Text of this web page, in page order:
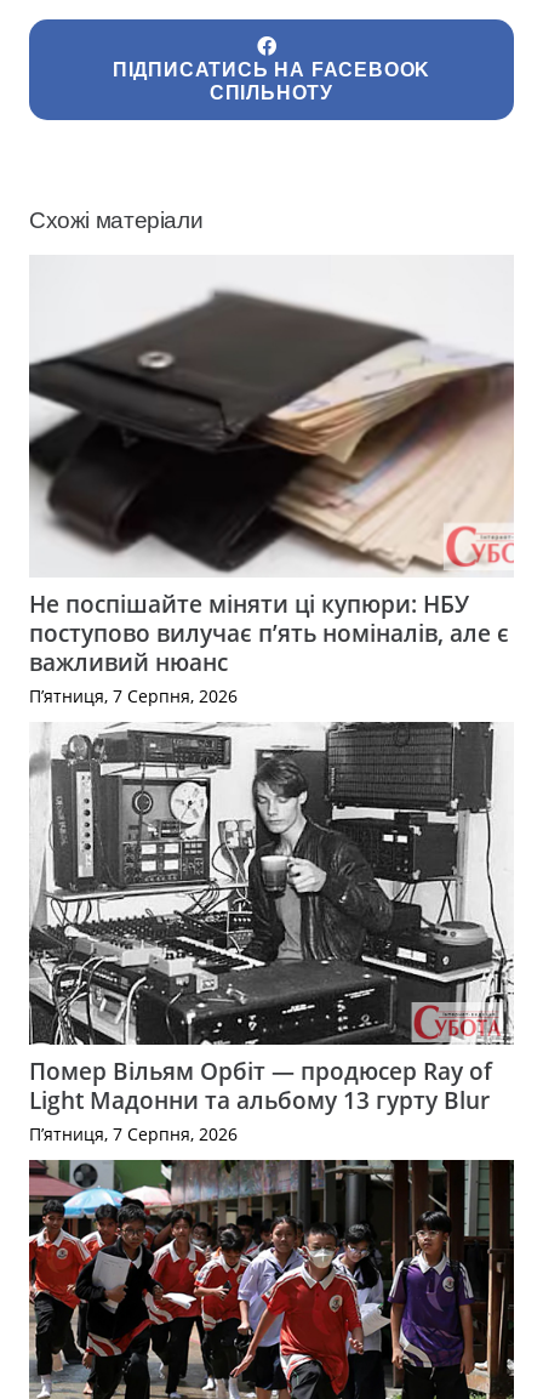
ПІДПИСАТИСЬ НА FACEBOOK
СПІЛЬНОТУ
Схожі матеріали
Не поспішайте міняти ці купюри: НБУ
поступово вилучає п’ять номіналів, але є
важливий нюанс
П’ятниця, 7 Серпня, 2026
Помер Вільям Орбіт — продюсер Ray of
Light Мадонни та альбому 13 гурту Blur
П’ятниця, 7 Серпня, 2026